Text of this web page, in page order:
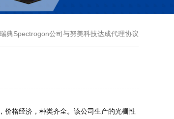
典Spectrogon公司与努美科技达成代理协议
格经济，种类齐全。该公司生产的光栅性